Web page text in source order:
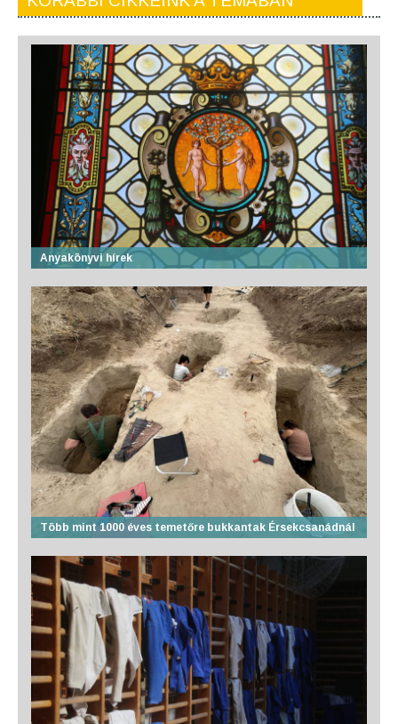
Anyakönyvi hírek
Több mint 1000 éves temetőre bukkantak Érsekcsanádnál